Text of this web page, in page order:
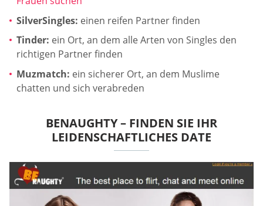
SilverSingles: einen reifen Partner finden
Tinder: ein Ort, an dem alle Arten von Singles den
richtigen Partner finden
Muzmatch: ein sicherer Ort, an dem Muslime
chatten und sich verabreden
BENAUGHTY – FINDEN SIE IHR
LEIDENSCHAFTLICHES DATE